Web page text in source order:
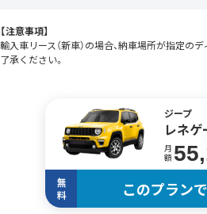
【注意事項】
輸入車リース（新車）の場合、納車場所が指定の
了承ください。
ジープ
レネゲ
月
額
無
料
このプラン